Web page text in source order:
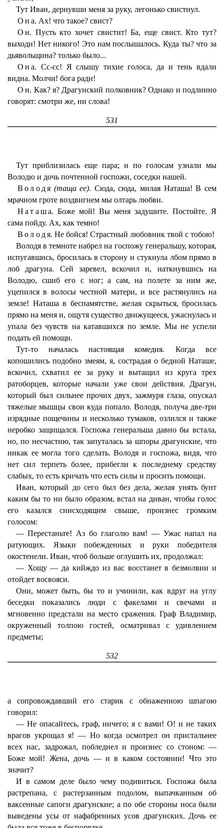
Тут Иван, дернувши меня за руку, легонько свистнул.
Она. Ах! что такое? свист?
Он. Пусть кто хочет свистит! Ба, еще свист. Кто тут?
выходи! Нет никого! Это нам послышалось. Куда ты? что за
дьявольщина? только было...
Она. Сс-сс! Я слышу тихие голоса, да и тень вдали
видна. Молчи! бога ради!
Он. Как? я? Драгунский полковник? Однако и подлинно
говорят: смотри же, ни слова!
531
Тут приблизилась еще пара; и по голосам узнали мы
Володю и дочь почтенной госпожи, соседки нашей.
Володя (таща ее). Сюда, сюда, милая Наташа! В сем
мрачном гроте воздвигнем мы олтарь любви.
Наташа. Боже мой! Вы меня задушите. Постойте. Я
сама пойду. Ах, как темно!
Володя. Не бойся! Страстный любовник твой с тобою!
Володя в темноте набрел на госпожу генеральшу, которая,
испугавшись, бросилась в сторону и стукнула лбом прямо в
лоб драгуна. Сей заревел, вскочил и, наткнувшись на
Володю, сшиб его с ног; а сам, на полете за ним же,
уцепился в волосы честной матери, и все растянулись на
земле! Наташа в беспамятстве, желая скрыться, бросилась
прямо на меня и, ощутя существо движущееся, ужаснулась и
упала без чувств на катавшихся по земле. Мы не успели
подать ей помощи.
Тут-то началась настоящая комедия. Когда все
копошились подобно змеям, я, сострадая о бедной Наташе,
вскочил, схватил ее за руку и вытащил из круга трех
ратоборцев, которые начали уже свои действия. Драгун,
который был сильнее прочих двух, зажмуря глаза, опускал
тяжелые мышцы свои куда попало. Володя, получа две-три
изрядные пощечины и несколько тумаков, озлился и также
неробко защищался. Госпожа генеральша давно бы встала,
но, по несчастию, так запуталась за шпоры драгунские, что
никак ее могла того сделать. Володя и госпожа, видя, что
нет сил терпеть более, прибегли к последнему средству
слабых, то есть кричать что есть силы и просить помощи.
Иван, который до сего был без дела, желая унять бунт
каким бы то ни было образом, встал на диван, чтобы голос
его казался снисходящим свыше, произнес громким
голосом:
— Перестаньте! Аз бо глаголю вам! — Ужас напал на
ратующих. Языки побежденных и руки победителя
окостенели. Иван, чтоб больше оглушить их, продолжал:
— Хощу — да кийждо из вас восстанет в безмолвии и
отойдет восвояси.
Они, может быть, бы то и учинили, как вдруг на углу
беседки показались люди с факелами и свечами и
мгновенно предстали на место сражения. Граф Владимир,
окруженный толпою гостей, осматривал с удивлением
предметы;
532
а сопровождавший его старик с обнаженною шпагою
говорил:
— Не опасайтесь, граф, ничего; я с вами! О! и не таких
врагов укрощал я! — Но когда осмотрел он пристальнее
всех нас, задрожал, побледнел и произнес со стоном: —
Боже мой! Жена, дочь — и в каком состоянии! Что это
значит?
И в самом деле было чему подивиться. Госпожа была
растрепана, с растерзанным подолом, выпачканным об
ваксенные сапоги драгунские; а по обе стороны носа были
выведены усы от нафабренных усов драгунских. Дочь ее